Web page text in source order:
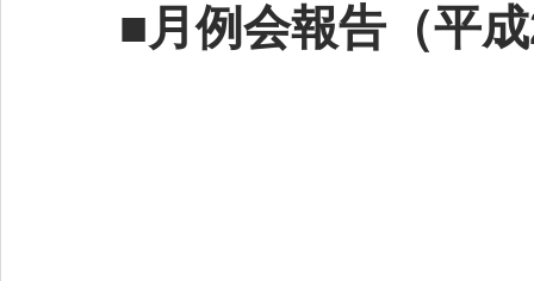
■月例会報告（平